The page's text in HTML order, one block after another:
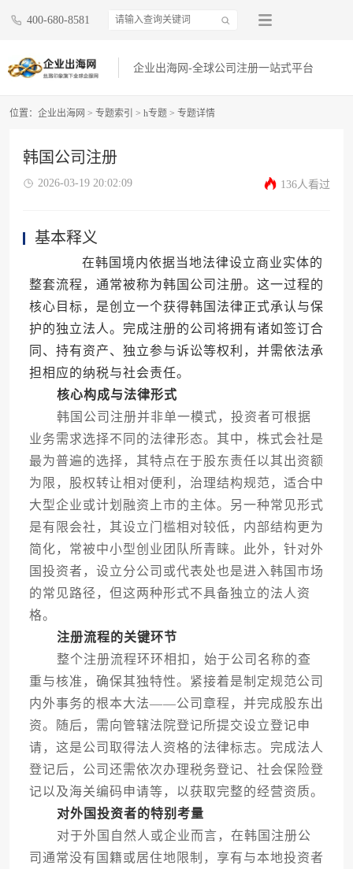
400-680-8581
企业出海网-全球公司注册一站式平台
位置： 企业出海网 > 专题索引 > h专题 > 专题详情
韩国公司注册
2026-03-19 20:02:09 136人看过
基本释义
在韩国境内依据当地法律设立商业实体的
整套流程，通常被称为韩国公司注册。这一过程的
核心目标，是创立一个获得韩国法律正式承认与保
护的独立法人。完成注册的公司将拥有诸如签订合
同、持有资产、独立参与诉讼等权利，并需依法承
担相应的纳税与社会责任。
核心构成与法律形式
韩国公司注册并非单一模式，投资者可根据
业务需求选择不同的法律形态。其中，株式会社是
最为普遍的选择，其特点在于股东责任以其出资额
为限，股权转让相对便利，治理结构规范，适合中
大型企业或计划融资上市的主体。另一种常见形式
是有限会社，其设立门槛相对较低，内部结构更为
简化，常被中小型创业团队所青睐。此外，针对外
国投资者，设立分公司或代表处也是进入韩国市场
的常见路径，但这两种形式不具备独立的法人资
格。
注册流程的关键环节
整个注册流程环环相扣，始于公司名称的查
重与核准，确保其独特性。紧接着是制定规范公司
内外事务的根本大法——公司章程，并完成股东出
资。随后，需向管辖法院登记所提交设立登记申
请，这是公司取得法人资格的法律标志。完成法人
登记后，公司还需依次办理税务登记、社会保险登
记以及海关编码申请等，以获取完整的经营资质。
对外国投资者的特别考量
对于外国自然人或企业而言，在韩国注册公
司通常没有国籍或居住地限制，享有与本地投资者